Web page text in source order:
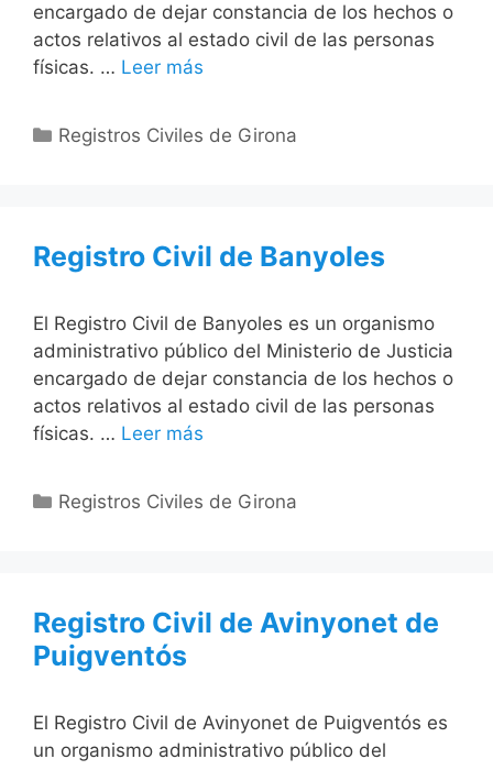
encargado de dejar constancia de los hechos o
actos relativos al estado civil de las personas
físicas. … Leer más
Categorías
Registros Civiles de Girona
Registro Civil de Banyoles
El Registro Civil de Banyoles es un organismo
administrativo público del Ministerio de Justicia
encargado de dejar constancia de los hechos o
actos relativos al estado civil de las personas
físicas. … Leer más
Categorías
Registros Civiles de Girona
Registro Civil de Avinyonet de
Puigventós
El Registro Civil de Avinyonet de Puigventós es
un organismo administrativo público del